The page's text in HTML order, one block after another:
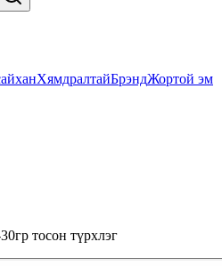
ХямдралтайБрэндЖортой эм
тосон түрхлэг